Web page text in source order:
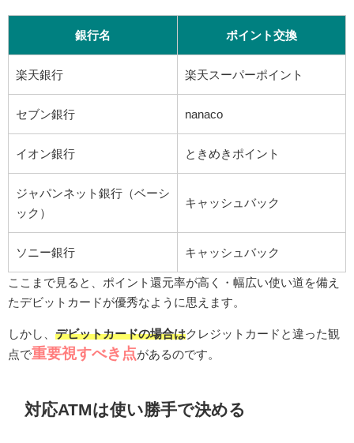
銀行名 ポイント交換
楽天銀行 楽天スーパーポイント
セブン銀行 nanaco
イオン銀行 ときめきポイント
ジャパンネット銀行（ベーシ
ック）
キャッシュバック
ソニー銀行 キャッシュバック
ここまで見ると、ポイント還元率が高く・幅広い使い道を備え
たデビットカードが優秀なように思えます。
しかし、 デビットカードの場合はクレジットカードと違った観
点で重要視すべき点があるのです。
対応ATMは使い勝手で決める